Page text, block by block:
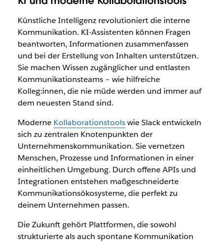
Künstliche Intelligenz revolutioniert die interne
Kommunikation. KI-Assistenten können Fragen
beantworten, Informationen zusammenfassen
und bei der Erstellung von Inhalten unterstützen.
Sie machen Wissen zugänglicher und entlasten
Kommunikationsteams – wie hilfreiche
Kolleg:innen, die nie müde werden und immer auf
dem neuesten Stand sind.
Moderne Kollaborationstoolswie Slack entwickeln
sich zu zentralen Knotenpunkten der
Unternehmenskommunikation. Sie vernetzen
Menschen, Prozesse und Informationen in einer
einheitlichen Umgebung. Durch offene APIs und
Integrationen entstehen maßgeschneiderte
Kommunikationsökosysteme, die perfekt zu
deinem Unternehmen passen.
Die Zukunft gehört Plattformen, die sowohl
strukturierte als auch spontane Kommunikation